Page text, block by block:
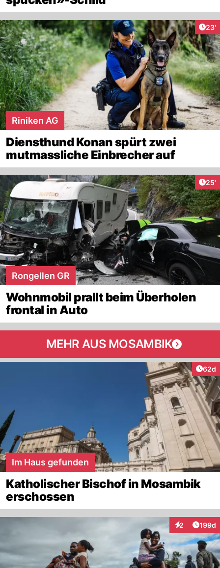
23'
Riniken AG
Diensthund Konan spürt zwei
mutmassliche Einbrecher auf
25'
Rongellen GR
Wohnmobil prallt beim Überholen
frontal in Auto
MEHR AUS MOSAMBIK
62d
Im Haus gefunden
Katholischer Bischof in Mosambik
erschossen
2
Interaktionen
199d